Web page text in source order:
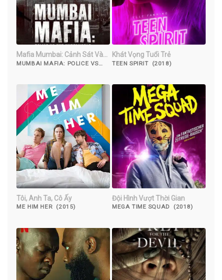
Mafia Mumbai: Cảnh Sát Và
Thế Giới Ngầm
MUMBAI MAFIA: POLICE VS
Khát Vọng Tuổi Trẻ
TEEN SPIRIT (2018)
Tôi, Anh Ta, Cô Ấy
ME HIM HER (2015)
Đội Hình Vượt Thời Gian
MEGA TIME SQUAD (2018)